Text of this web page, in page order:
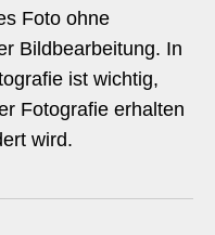
Foto ohne
Bildbearbeitung. In
ist wichtig,
Fotografie erhalten
wird.